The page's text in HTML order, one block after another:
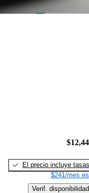
El precio incluye tasas
$241/mes
Verif. disponibilidad